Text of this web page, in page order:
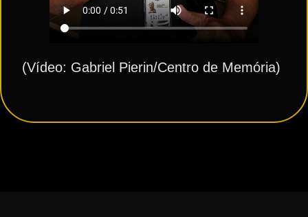
(Vídeo: Gabriel Pierin/Centro de Memória)